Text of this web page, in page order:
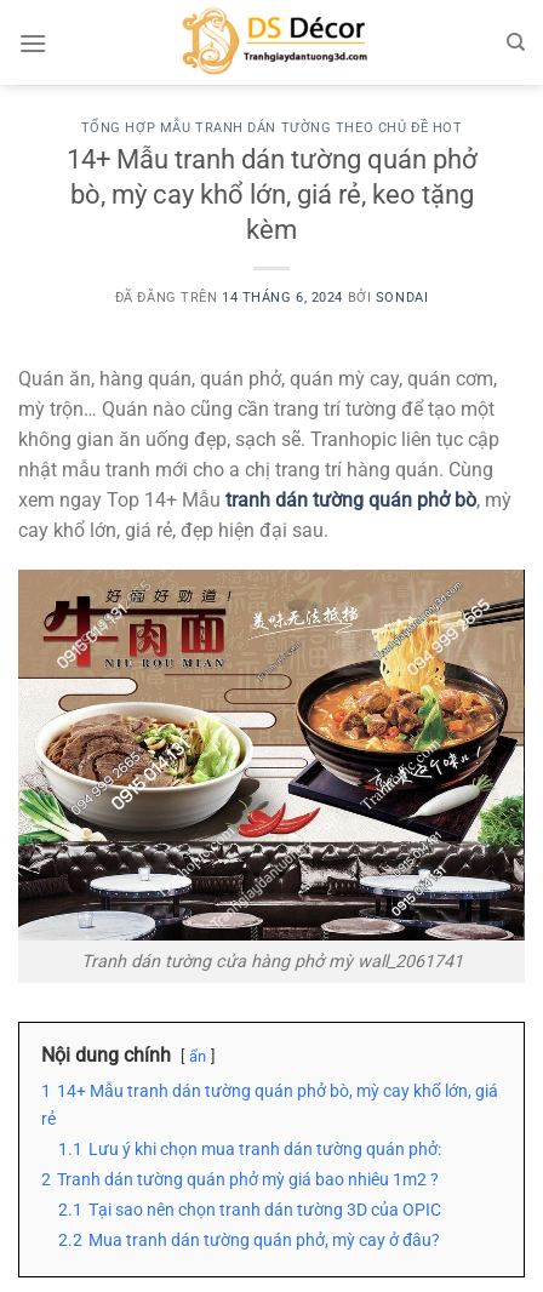
đến
TỔNG HỢP MẪU TRANH DÁN TƯỜNG THEO CHỦ ĐỀ HOT
14+ Mẫu tranh dán tường quán phở
bò, mỳ cay khổ lớn, giá rẻ, keo tặng
kèm
ĐÃ ĐĂNG TRÊN 14 THÁNG 6, 2024 BỞI SONDAI
Quán ăn, hàng quán, quán phở, quán mỳ cay, quán cơm,
mỳ trộn… Quán nào cũng cần trang trí tường để tạo một
không gian ăn uống đẹp, sạch sẽ. Tranhopic liên tục cập
nhật mẫu tranh mới cho a chị trang trí hàng quán. Cùng
xem ngay Top 14+ Mẫu tranh dán tường quán phở bò, mỳ
cay khổ lớn, giá rẻ, đẹp hiện đại sau.
Tranh dán tường cửa hàng phở mỳ wall_2061741
Nội dung chính ẩn
1 14+ Mẫu tranh dán tường quán phở bò, mỳ cay khổ lớn, giá
rẻ
1.1 Lưu ý khi chọn mua tranh dán tường quán phở:
2 Tranh dán tường quán phở mỳ giá bao nhiêu 1m2 ?
2.1 Tại sao nên chọn tranh dán tường 3D của OPIC
2.2 Mua tranh dán tường quán phở, mỳ cay ở đâu?